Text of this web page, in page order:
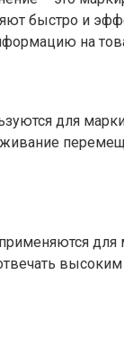
быстро и
на
для
для